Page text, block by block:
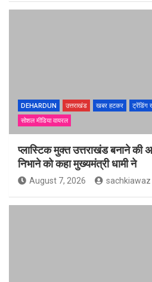
DEHARDUN उत्तराखंड खबर हटकर ट्रेंडिंग
सोशल मीडिया वायरल
प्लास्टिक मुक्त उत्तराखंड बनाने की
निभाने को कहा मुख्यमंत्री धामी ने
August 7, 2026 sachkiawaz